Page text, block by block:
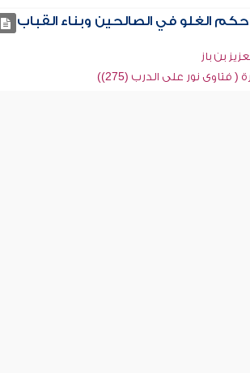
حكم الغلو في الصالحين وبناء القباب
بن باز
نور على الدرب (275))